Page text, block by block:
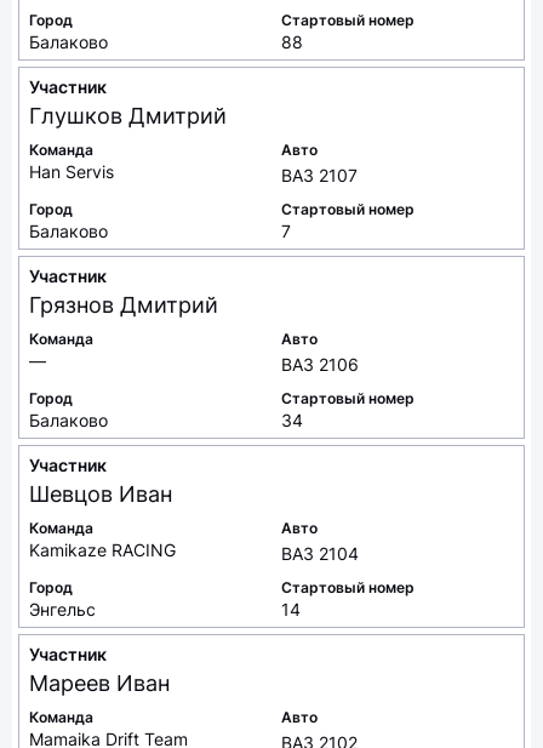
Город
Балаково
Стартовый номер
88
Участник
Глушков Дмитрий
Команда
Han Servis
Авто
ВАЗ 2107
Город
Балаково
Стартовый номер
7
Участник
Грязнов Дмитрий
Команда
—
Авто
ВАЗ 2106
Город
Балаково
Стартовый номер
34
Участник
Шевцов Иван
Команда
Kamikaze RACING
Авто
ВАЗ 2104
Город
Энгельс
Стартовый номер
14
Участник
Мареев Иван
Команда
Mamaika Drift Team
Авто
ВАЗ 2102